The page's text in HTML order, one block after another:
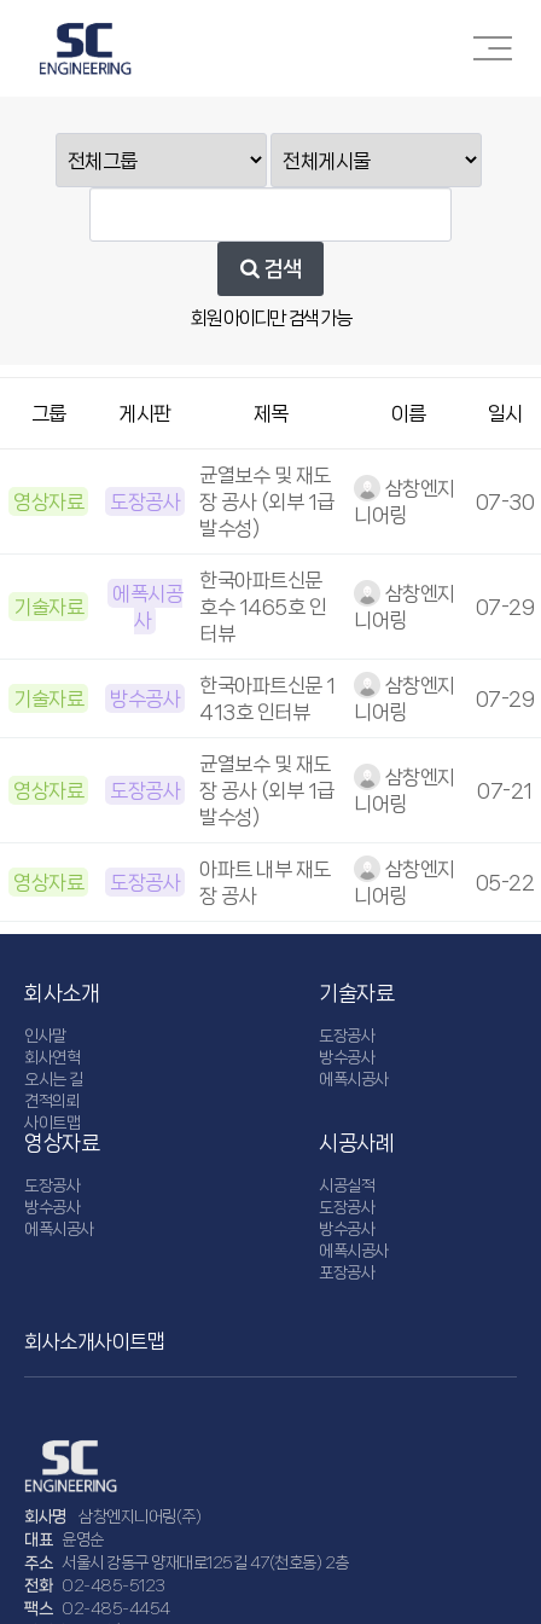
검색
회원 아이디만 검색 가능
그룹 게시판 제목 이름 일시
영상자료 도장공사
균열보수 및 재도
장 공사 (외부 1급
발수성)
삼창엔지
니어링
07-30
기술자료
에폭시공
사
한국아파트신문
호수 1465호 인
터뷰
삼창엔지
니어링
07-29
기술자료 방수공사
한국아파트신문 1
413호 인터뷰
삼창엔지
니어링
07-29
영상자료 도장공사
균열보수 및 재도
장 공사 (외부 1급
발수성)
삼창엔지
니어링
07-21
영상자료 도장공사
아파트 내부 재도
장 공사
삼창엔지
니어링
05-22
회사소개
인사말
회사연혁
오시는 길
견적의뢰
사이트맵
기술자료
도장공사
방수공사
에폭시공사
영상자료
도장공사
방수공사
에폭시공사
시공사례
시공실적
도장공사
방수공사
에폭시공사
포장공사
회사소개사이트맵
회사명
삼창엔지니어링(주)
대표
윤영순
주소 서울시 강동구 양재대로125길 47(천호동) 2층
전화
02-485-5123
팩스
02-485-4454